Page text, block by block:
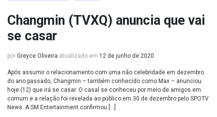
Changmin (TVXQ) anuncia que vai
se casar
por Greyce Oliveira atualizado em 12 de junho de 2020
Após assumir o relacionamento com uma não celebridade em dezembro
do ano passado, Changmin – também conhecido como Max – anunciou
hoje (12) que irá se casar. O casal se conheceu por meio de amigos em
comum e a relação foi revelada ao público em 30 de dezembro pelo SPOTV
News. A SM Entertainment confirmou […]